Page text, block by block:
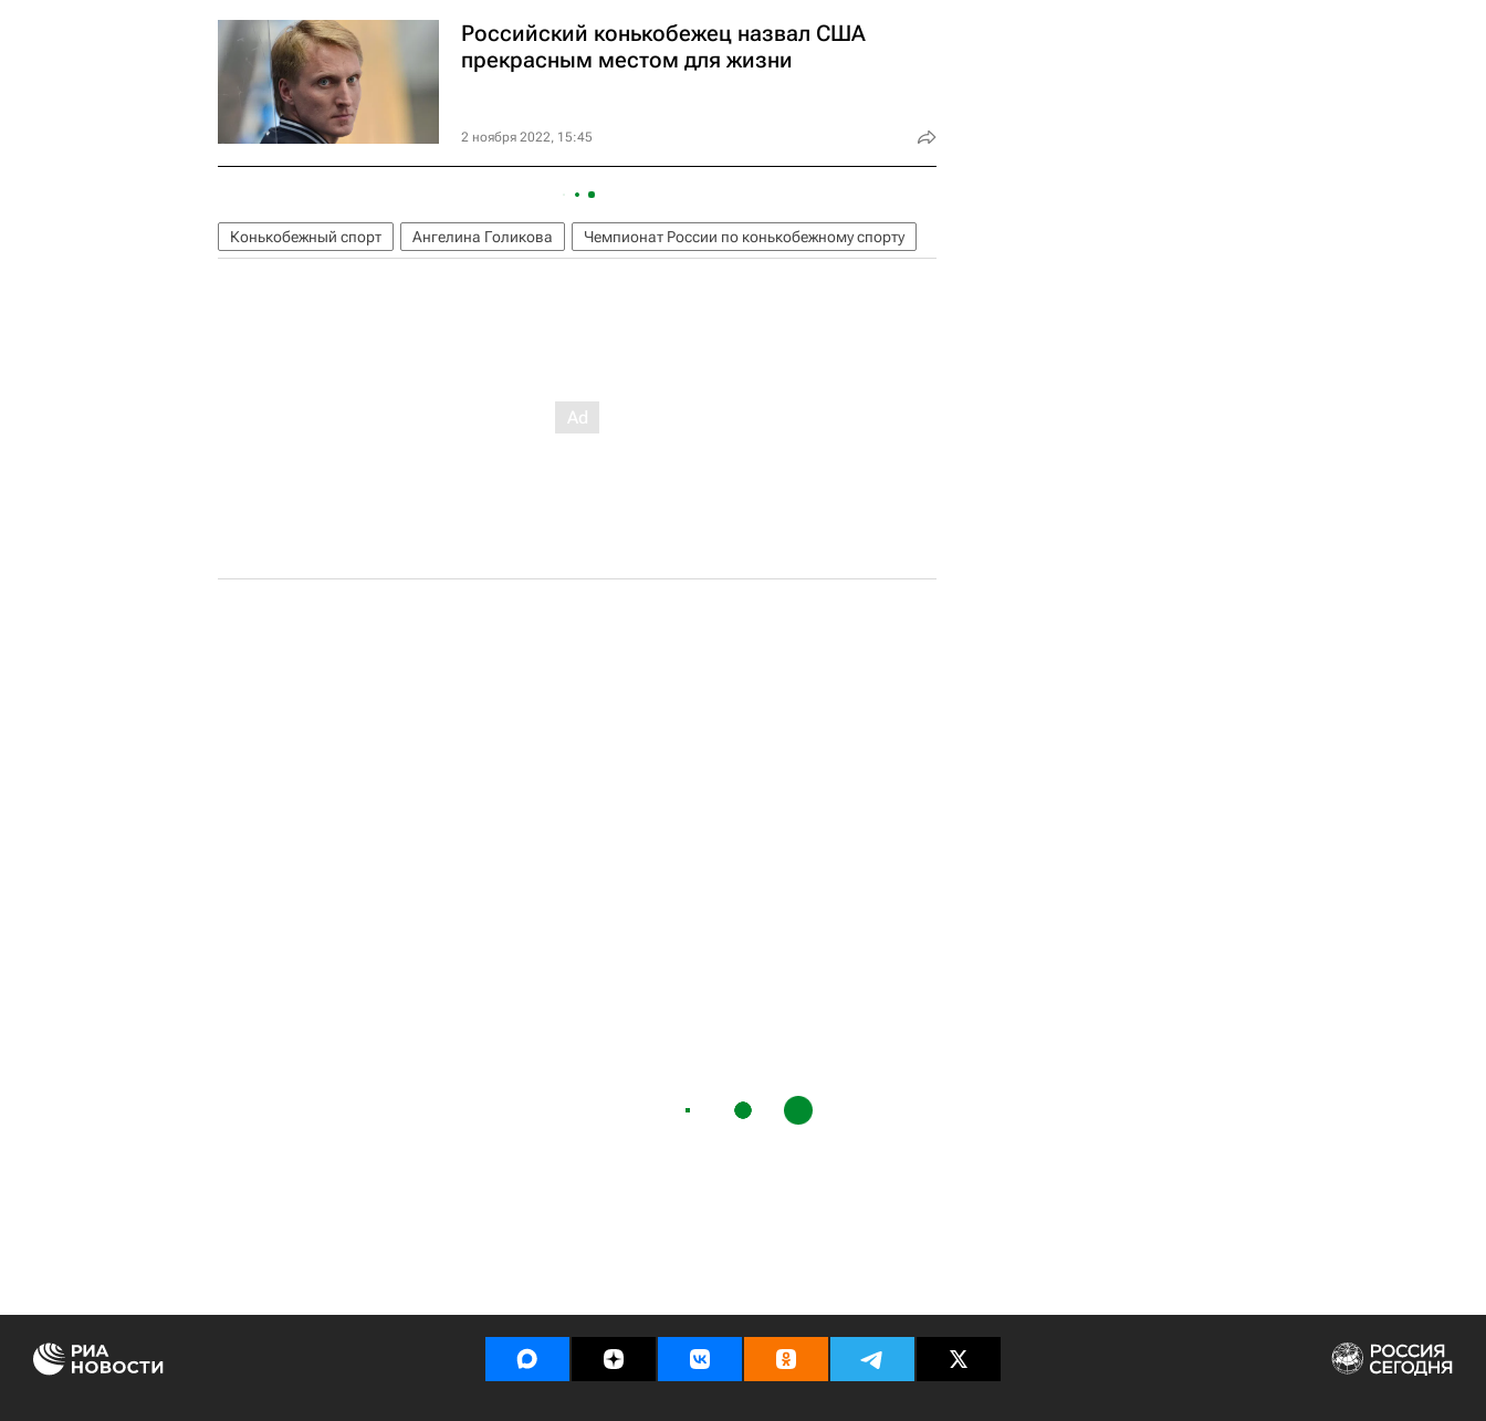
Российский конькобежец назвал США
прекрасным местом для жизни
2 ноября 2022, 15:45
Конькобежный спорт Ангелина Голикова Чемпионат России по конькобежному спорту